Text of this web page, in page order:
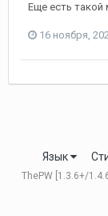
Еще есть такой
16 ноября,
Язык
ThePW [1.3.6+/